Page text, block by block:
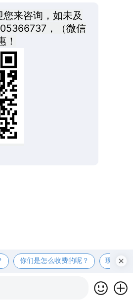
来咨询，如未及
，（微信
！
你们是怎么收费的呢？ 现在有